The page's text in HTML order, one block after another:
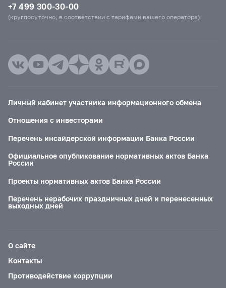
+7 499 300-30-00
(круглосуточно, в соответствии с тарифами вашего оператора)
Личный кабинет участника информационного обмена
Отношения с инвесторами
Перечень инсайдерской информации Банка России
Официальное опубликование нормативных актов Банка
России
Проекты нормативных актов Банка России
Перечень нерабочих праздничных дней и перенесенных
выходных дней
О сайте
Контакты
Противодействие коррупции